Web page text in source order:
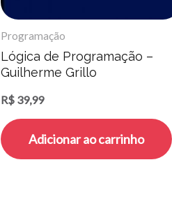
Programação
Lógica de Programação –
Guilherme Grillo
R$ 39,99
Adicionar ao carrinho